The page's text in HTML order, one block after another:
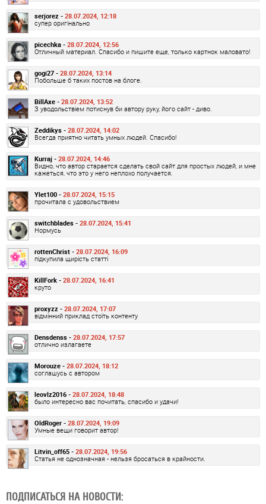
serjorez - 28.07.2024, 12:18
супер оригінально
picechka - 28.07.2024, 12:56
Отличный материал. Спасибо и пишите еще, только картнок маловато!
gogi27 - 28.07.2024, 13:14
Побольше б таких постов на блоге.
BillAxe - 28.07.2024, 13:52
З уводольствіем потиснув би автору руку, його сайт - диво.
Zeddikys - 28.07.2024, 14:02
Всегда приятно читать умных людей. Спасибо!
Kurraj - 28.07.2024, 14:46
Видно, что автор старается сделать свой сайт для простых людей, и мне
кажеться, что это у него неплохо получается.
Ylet100 - 28.07.2024, 15:15
прочитала с удовольствием
switchblades - 28.07.2024, 15:41
Нормусь
rottenChrist - 28.07.2024, 16:09
підкупила щирість статті
KillFork - 28.07.2024, 16:41
круто
proxyzz - 28.07.2024, 17:07
відмінний приклад стоїть контенту
Densdenss - 28.07.2024, 17:57
отлично излагаете
Morouze - 28.07.2024, 18:12
соглашусь с автором
leovlz2016 - 28.07.2024, 18:48
было интересно вас почитать, спасибо и удачи!
OldRoger - 28.07.2024, 19:09
Умные вещи говорит автор!
Litvin_off65 - 28.07.2024, 19:56
Статья не однозначная - нельзя бросаться в крайности.
ПОДПИСАТЬСЯ НА НОВОСТИ: